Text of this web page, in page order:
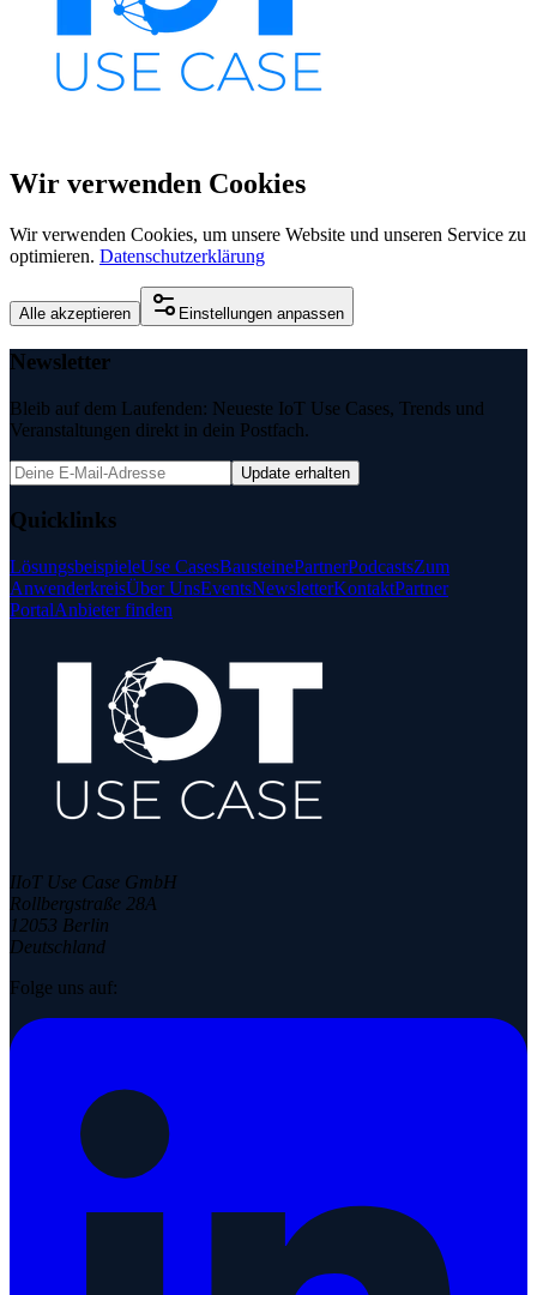
Wir verwenden Cookies
Wir verwenden Cookies, um unsere Website und unseren Service zu
optimieren. Datenschutzerklärung
Alle akzeptieren Einstellungen anpassen
Newsletter
Bleib auf dem Laufenden: Neueste IoT Use Cases, Trends und
Veranstaltungen direkt in dein Postfach.
Update erhalten
Quicklinks
LösungsbeispieleUse CasesBausteinePartnerPodcastsZum
AnwenderkreisÜber UnsEventsNewsletterKontaktPartner
PortalAnbieter finden
IIoT Use Case GmbH
Rollbergstraße 28A
12053 Berlin
Deutschland
Folge uns auf: